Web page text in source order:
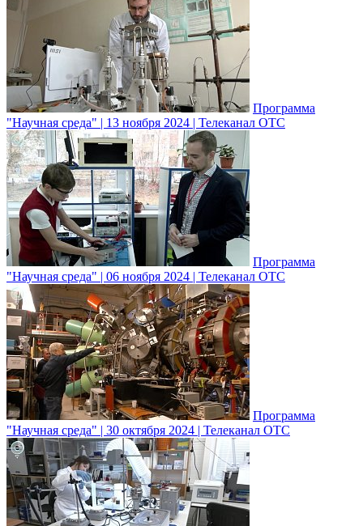
Программа
"Научная среда" | 13 ноября 2024 | Телеканал ОТС
Программа
"Научная среда" | 06 ноября 2024 | Телеканал ОТС
Программа
"Научная среда" | 30 октября 2024 | Телеканал ОТС